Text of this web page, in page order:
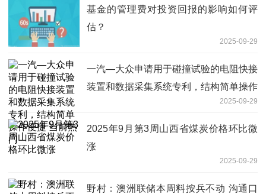
基金的管理费对投资回报的影响如何评
估？
2025-09-29
一汽—大众申请用于碰撞试验的电阻快接
装置和数据采集系统专利，结构简单操作
2025-09-29
2025年9月第3周山西省煤炭价格环比微
涨
2025-09-29
野村：澳洲联储本周料按兵不动 沟通口